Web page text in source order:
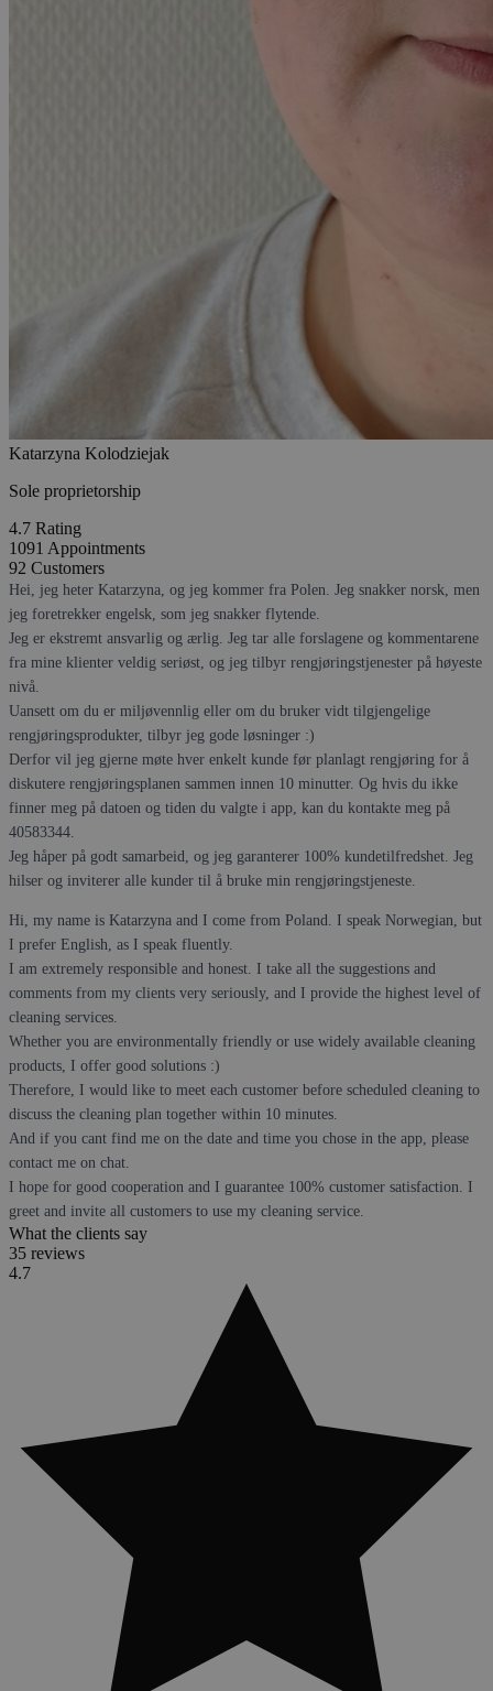
Katarzyna Kolodziejak
Sole proprietorship
4.7 Rating
1091 Appointments
92 Customers
Hei, jeg heter Katarzyna, og jeg kommer fra Polen. Jeg snakker norsk, men
jeg foretrekker engelsk, som jeg snakker flytende.
Jeg er ekstremt ansvarlig og ærlig. Jeg tar alle forslagene og kommentarene
fra mine klienter veldig seriøst, og jeg tilbyr rengjøringstjenester på høyeste
nivå.
Uansett om du er miljøvennlig eller om du bruker vidt tilgjengelige
rengjøringsprodukter, tilbyr jeg gode løsninger :)
Derfor vil jeg gjerne møte hver enkelt kunde før planlagt rengjøring for å
diskutere rengjøringsplanen sammen innen 10 minutter. Og hvis du ikke
finner meg på datoen og tiden du valgte i app, kan du kontakte meg på
40583344.
Jeg håper på godt samarbeid, og jeg garanterer 100% kundetilfredshet. Jeg
hilser og inviterer alle kunder til å bruke min rengjøringstjeneste.
Hi, my name is Katarzyna and I come from Poland. I speak Norwegian, but
I prefer English, as I speak fluently.
I am extremely responsible and honest. I take all the suggestions and
comments from my clients very seriously, and I provide the highest level of
cleaning services.
Whether you are environmentally friendly or use widely available cleaning
products, I offer good solutions :)
Therefore, I would like to meet each customer before scheduled cleaning to
discuss the cleaning plan together within 10 minutes.
And if you cant find me on the date and time you chose in the app, please
contact me on chat.
I hope for good cooperation and I guarantee 100% customer satisfaction. I
greet and invite all customers to use my cleaning service.
What the clients say
35 reviews
4.7